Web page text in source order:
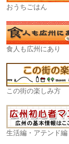
おうちごはん
食人も広州にあり
この街の楽しみ方
生活編・アテンド編